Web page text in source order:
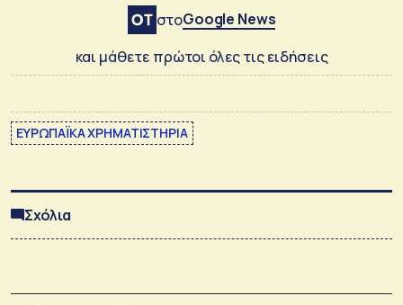
στοGoogle News
και μάθετε πρώτοι όλες τις ειδήσεις
ΕΥΡΩΠΑΪΚΑ ΧΡΗΜΑΤΙΣΤΗΡΙΑ
Σχόλια